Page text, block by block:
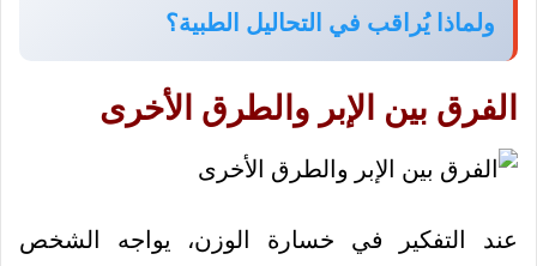
ولماذا يُراقب في التحاليل الطبية؟
الفرق بين الإبر والطرق الأخرى
عند التفكير في خسارة الوزن، يواجه الشخص